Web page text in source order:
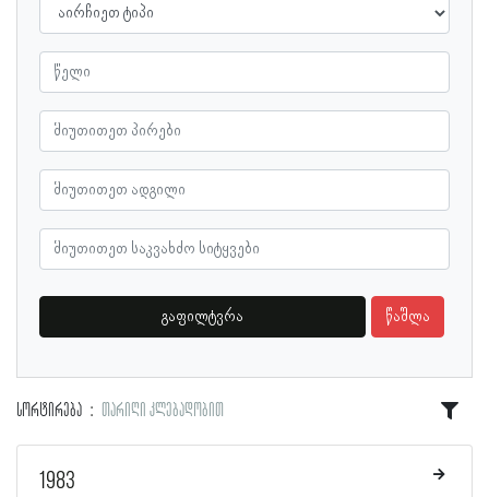
გაფილტვრა წაშლა
სორტირება თარიღი კლებადობით
1983